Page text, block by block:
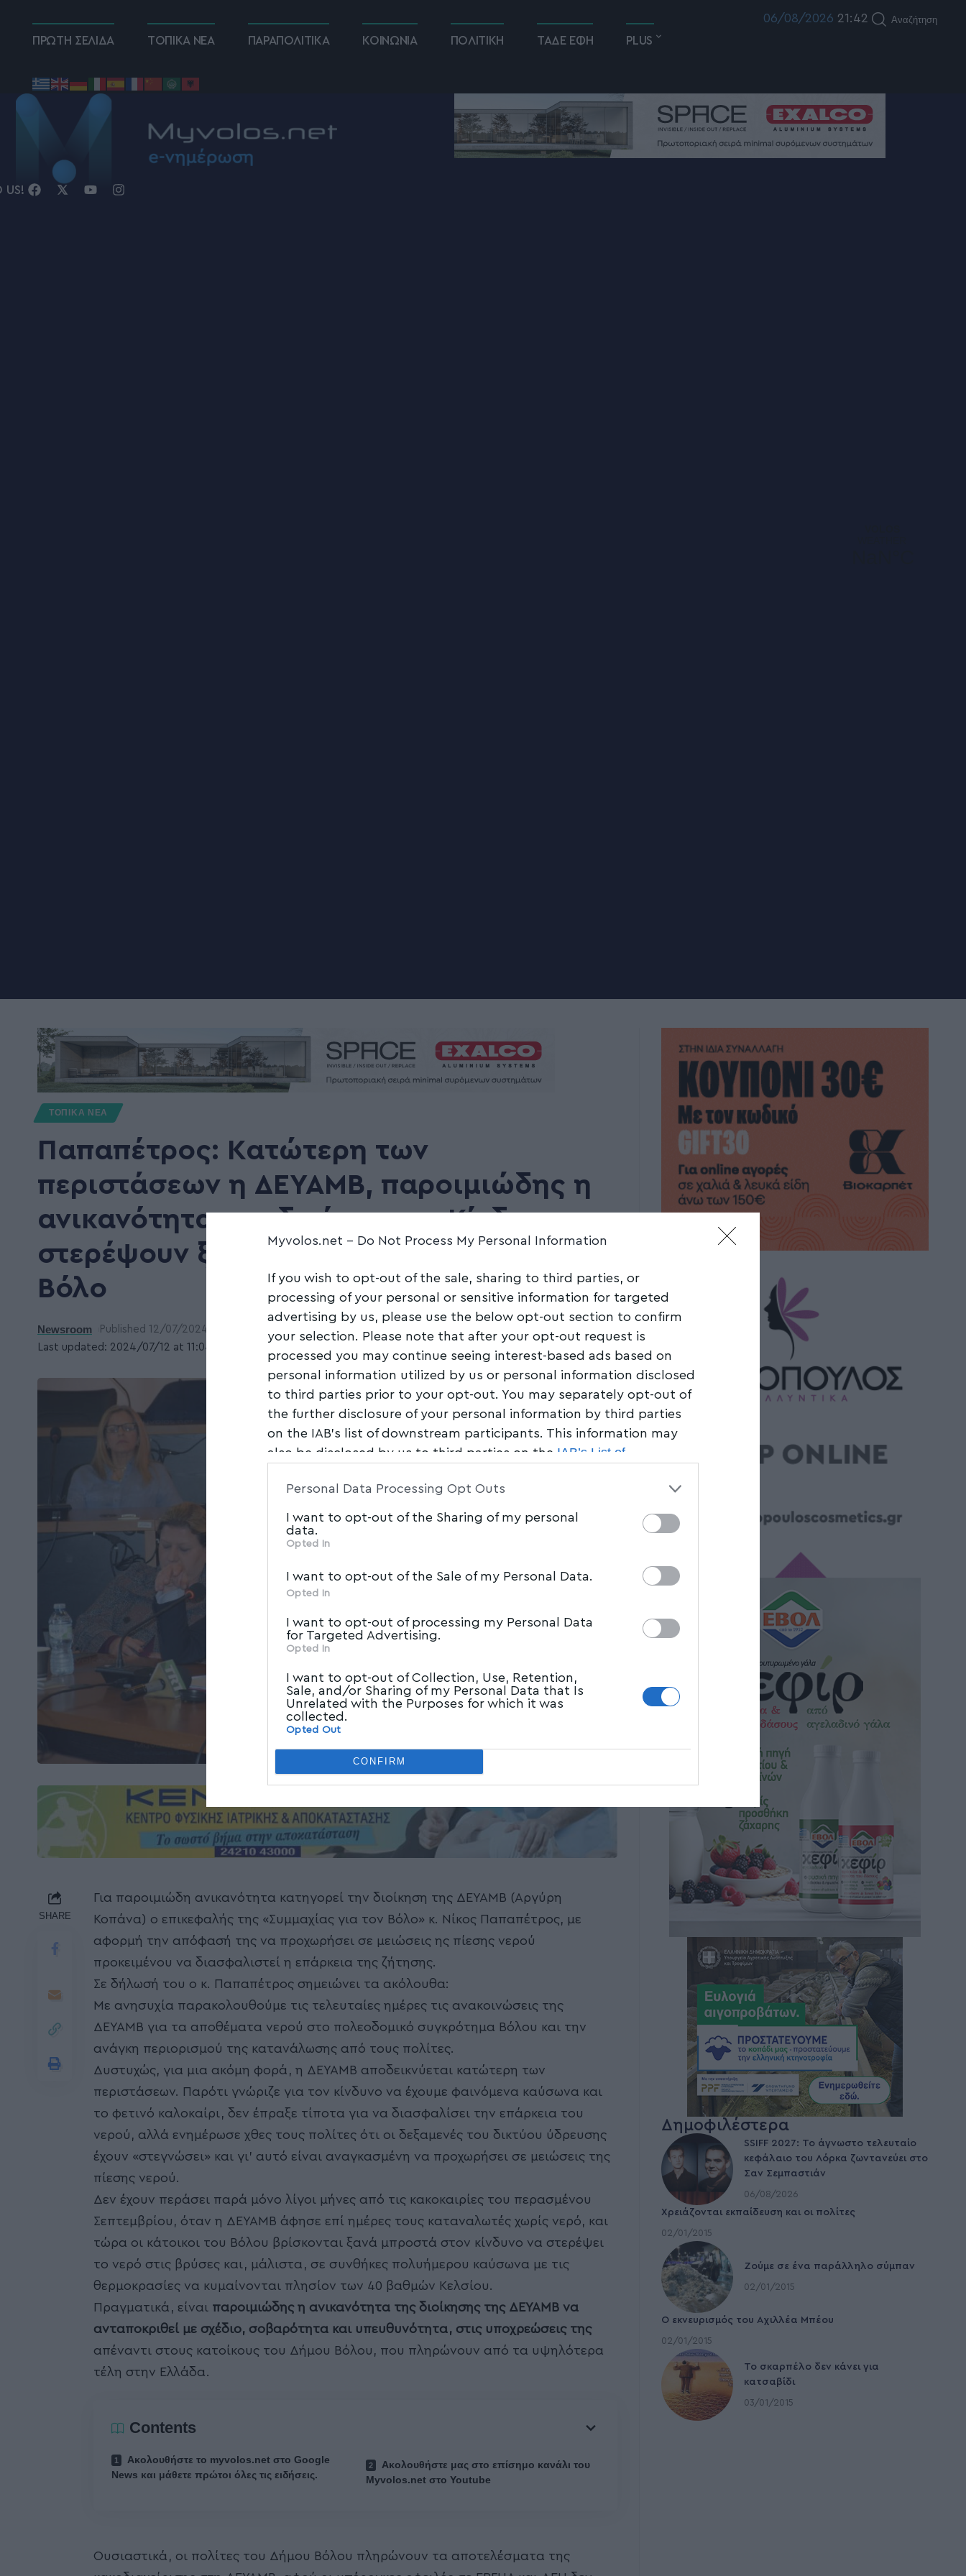
Myvolos.net - Do Not Process My Personal Information
If you wish to opt-out of the sale, sharing to third parties, or
processing of your personal or sensitive information for targeted
advertising by us, please use the below opt-out section to confirm
your selection. Please note that after your opt-out request is
processed you may continue seeing interest-based ads based on
personal information utilized by us or personal information disclosed
to third parties prior to your opt-out. You may separately opt-out of
the further disclosure of your personal information by third parties
on the IAB’s list of downstream participants. This information may
also be disclosed by us to third parties on the IAB’s List of
parties.
Personal Data Processing Opt Outs
I want to opt-out of the Sharing of my personal
data.
Opted In
I want to opt-out of the Sale of my Personal Data.
Opted In
I want to opt-out of processing my Personal Data
for Targeted Advertising.
Opted In
I want to opt-out of Collection, Use, Retention,
Sale, and/or Sharing of my Personal Data that Is
Unrelated with the Purposes for which it was
collected.
Opted Out
CONFIRM
ΠΡΩΤΗ ΣΕΛΙΔΑ ΤΟΠΙΚΑ ΝΕΑ ΠΑΡΑΠΟΛΙΤΙΚΑ ΚΟΙΝΩΝΙΑ ΠΟΛΙΤΙΚΗ ΤΑΔΕ ΕΦΗ PLUS
06/08/2026 21:42 Αναζήτηση
US!
ΤΟΠΙΚΑ ΝΕΑ
Παπαπέτρος: Κατώτερη των
περιστάσεων η ΔΕΥΑΜΒ, παροιμιώδης η
ανικανότητα της διοίκησης – Κίνδυνος να
στερέψουν ξανά από νερό οι βρύσες στον
Βόλο
Last updated: 2024/07/12 at 11:04 ΠΜ
Newsroom Published 12/07/2024
Share 2 Min Read
SHARE
Για παροιμιώδη ανικανότητα κατηγορεί την διοίκηση της ΔΕΥΑΜΒ (Αργύρη
Κοπάνα) ο επικεφαλής της «Συμμαχίας για τον Βόλο» κ. Νίκος Παπαπέτρος, με
αφορμή την απόφασή της να προχωρήσει σε μειώσεις ης πίεσης νερού
προκειμένου να διασφαλιστεί η επάρκεια της ζήτησης.
Σε δήλωσή του ο κ. Παπαπέτρος σημειώνει τα ακόλουθα:
Με ανησυχία παρακολουθούμε τις τελευταίες ημέρες τις ανακοινώσεις της
ΔΕΥΑΜΒ για τα αποθέματα νερού στο πολεοδομικό συγκρότημα Βόλου και την
ανάγκη περιορισμού της κατανάλωσης από τους πολίτες.
Δυστυχώς, για μια ακόμη φορά, η ΔΕΥΑΜΒ αποδεικνύεται κατώτερη των
περιστάσεων. Παρότι γνώριζε για τον κίνδυνο να έχουμε φαινόμενα καύσωνα και
το φετινό καλοκαίρι, δεν έπραξε τίποτα για να διασφαλίσει την επάρκεια του
νερού, αλλά ενημέρωσε χθες τους πολίτες ότι οι δεξαμενές του δικτύου ύδρευσης
έχουν «στεγνώσει» και γι’ αυτό είναι αναγκασμένη να προχωρήσει σε μειώσεις της
πίεσης νερού.
Δεν έχουν περάσει παρά μόνο λίγοι μήνες από τις κακοκαιρίες του περασμένου
Σεπτεμβρίου, όταν η ΔΕΥΑΜΒ άφησε επί ημέρες τους καταναλωτές χωρίς νερό, και
τώρα οι κάτοικοι του Βόλου βρίσκονται ξανά μπροστά στον κίνδυνο να στερέψει
το νερό στις βρύσες και, μάλιστα, σε συνθήκες πολυήμερου καύσωνα με τις
θερμοκρασίες να κυμαίνονται πλησίον των 40 βαθμών Κελσίου.
Πραγματικά, είναι παροιμιώδης η ανικανότητα της διοίκησης της ΔΕΥΑΜΒ να
ανταποκριθεί με σχέδιο, σοβαρότητα και υπευθυνότητα, στις υποχρεώσεις της
απέναντι στους κατοίκους του Δήμου Βόλου, που πληρώνουν από τα υψηλότερα
τέλη στην Ελλάδα.
Contents
Ακολουθήστε το myvolos.net στο Google
News και μάθετε πρώτοι όλες τις ειδήσεις.
Ακολουθήστε μας στο επίσημο κανάλι του
Myvolos.net στο Youtube
Ουσιαστικά, οι πολίτες του Δήμου Βόλου πληρώνουν τα αποτελέσματα της
Δημοφιλέστερα
SSIFF 2027: Το άγνωστο τελευταίο
κεφάλαιο του Λόρκα ζωντανεύει στο
Σαν Σεμπαστιάν
06/08/2026
Χρειάζονται εκπαίδευση και οι πολίτες
02/01/2015
Ζούμε σε ένα παράλληλο σύμπαν
02/01/2015
Ο εκνευρισμός του Αχιλλέα Μπέου
02/01/2015
To σκαρπέλο δεν κάνει για
κατσαβίδι
03/01/2015